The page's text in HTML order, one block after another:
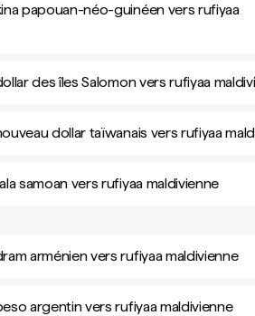
papouan-néo-guinéen vers rufiyaa
des îles Salomon vers rufiyaa
dollar taïwanais vers rufiyaa
samoan vers rufiyaa maldivienne
arménien vers rufiyaa maldivienne
argentin vers rufiyaa maldivienne